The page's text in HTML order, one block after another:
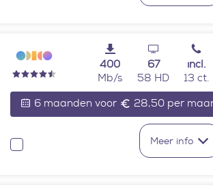
400
Mb/s
67
58 HD
incl.
13 ct.
6 maanden voor
28,50 per
Meer info